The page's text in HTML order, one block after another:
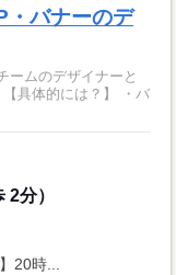
バナーのデ
ームのデザイナーと
分）
20時...